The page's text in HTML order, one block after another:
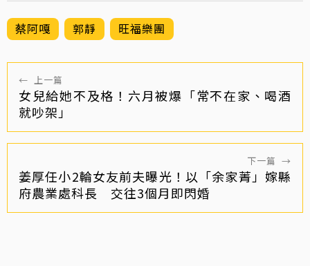
蔡阿嘎 郭靜 旺福樂團
← 上一篇
女兒給她不及格！六月被爆「常不在家、喝酒
就吵架」
下一篇 →
姜厚任小2輪女友前夫曝光！以「余家菁」嫁縣
府農業處科長 交往3個月即閃婚